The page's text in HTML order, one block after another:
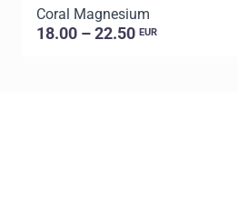
Coral Magnesium
18.00 – 22.50 EUR